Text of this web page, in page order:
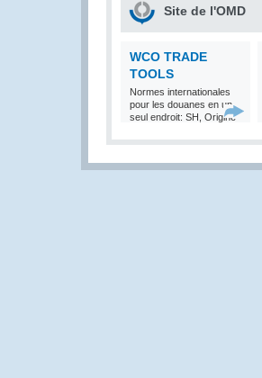
Site de l'OMD
WCO TRADE
TOOLS
Normes internationales
pour les douanes en un
seul endroit: SH, Origine